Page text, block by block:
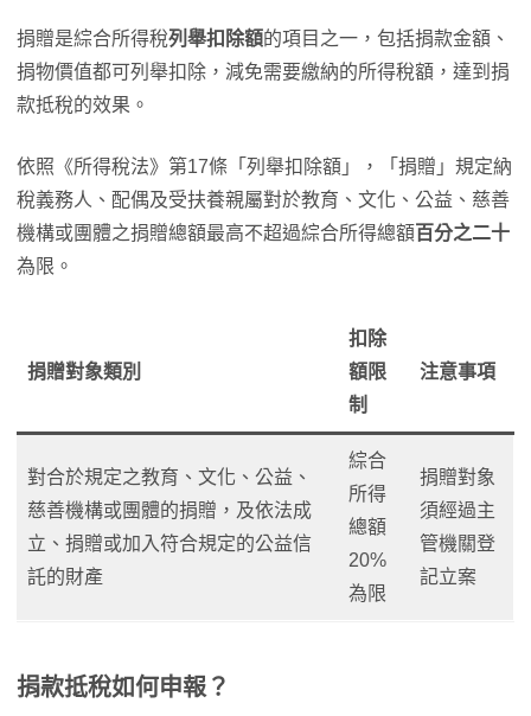
捐贈是綜合所得稅列舉扣除額的項目之一，包括捐款金額、
捐物價值都可列舉扣除，減免需要繳納的所得稅額，達到捐
款抵稅的效果。
依照《所得稅法》第17條「列舉扣除額」，「捐贈」規定納
稅義務人、配偶及受扶養親屬對於教育、文化、公益、慈善
機構或團體之捐贈總額最高不超過綜合所得總額百分之二十
為限。
捐贈對象類別
扣除
額限
制
注意事項
對合於規定之教育、文化、公益、
慈善機構或團體的捐贈，及依法成
立、捐贈或加入符合規定的公益信
託的財產
綜合
所得
總額
20%
為限
捐贈對象
須經過主
管機關登
記立案
捐款抵稅如何申報？